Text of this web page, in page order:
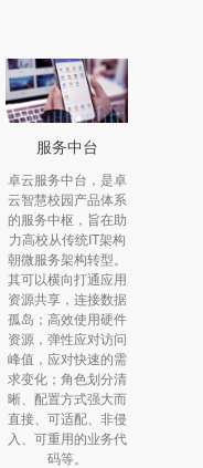
服务中台
卓云服务中台，是卓
云智慧校园产品体系
的服务中枢，旨在助
力高校从传统IT架构
朝微服务架构转型。
其可以横向打通应用
资源共享，连接数据
孤岛；高效使用硬件
资源，弹性应对访问
峰值，应对快速的需
求变化；角色划分清
晰、配置方式强大而
直接、可适配、非侵
入、可重用的业务代
码等。